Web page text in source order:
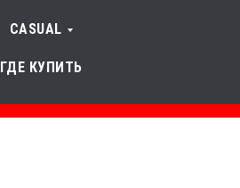
CASUAL
ГДЕ КУПИТЬ